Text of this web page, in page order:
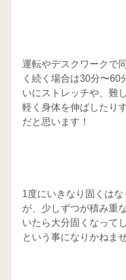
運転やデスクワークで
く続く場合は30分〜60
いにストレッチや、難
軽く身体を伸ばしたり
だと思います！
1度にいきなり固くはな
が、少しずつが積み重
いたら大分固くなって
という事になりかねませ